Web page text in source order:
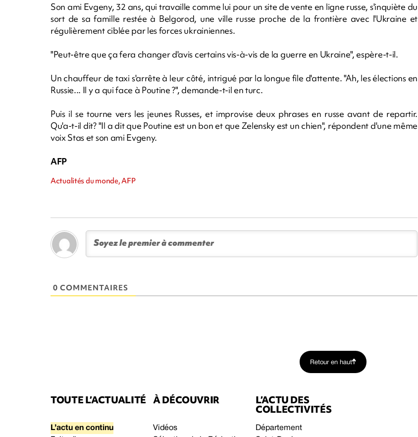
Son ami Evgeny, 32 ans, qui travaille comme lui pour un site de vente en ligne russe, s'inquiète du
sort de sa famille restée à Belgorod, une ville russe proche de la frontière avec l'Ukraine et
régulièrement ciblée par les forces ukrainiennes.
"Peut-être que ça fera changer d'avis certains vis-à-vis de la guerre en Ukraine", espère-t-il.
Un chauffeur de taxi s'arrête à leur côté, intrigué par la longue file d'attente. "Ah, les élections en
Russie... Il y a qui face à Poutine ?", demande-t-il en turc.
Puis il se tourne vers les jeunes Russes, et improvise deux phrases en russe avant de repartir.
Qu'a-t-il dit? "Il a dit que Poutine est un bon et que Zelensky est un chien", répondent d'une même
voix Stas et son ami Evgeny.
AFP
Actualités du monde, AFP
0 COMMENTAIRES
Retour en haut
TOUTE L’ACTUALITÉ
L’actu en continu
À DÉCOUVRIR
Vidéos
L’ACTU DES
COLLECTIVITÉS
Département